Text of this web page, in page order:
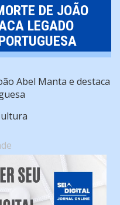
DE JOÃO
LEGADO